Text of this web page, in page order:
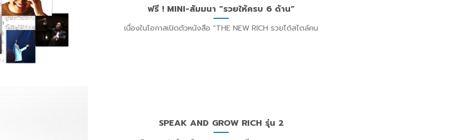
ฟรี ! MINI-สัมมนา “รวยให้ครบ 6 ด้าน”
เนื่องในโอกาสเปิดตัวหนังสือ “THE NEW RICH รวยได้สไตล์คน
SPEAK AND GROW RICH รุ่น 2